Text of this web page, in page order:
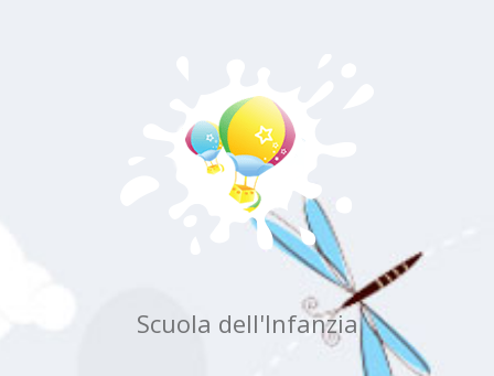
Scuola dell'Infanzia